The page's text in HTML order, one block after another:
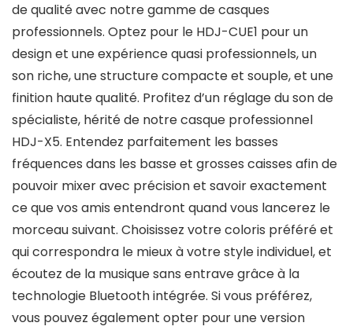
de qualité avec notre gamme de casques
professionnels. Optez pour le HDJ-CUE1 pour un
design et une expérience quasi professionnels, un
son riche, une structure compacte et souple, et une
finition haute qualité. Profitez d’un réglage du son de
spécialiste, hérité de notre casque professionnel
HDJ-X5. Entendez parfaitement les basses
fréquences dans les basse et grosses caisses afin de
pouvoir mixer avec précision et savoir exactement
ce que vos amis entendront quand vous lancerez le
morceau suivant. Choisissez votre coloris préféré et
qui correspondra le mieux à votre style individuel, et
écoutez de la musique sans entrave grâce à la
technologie Bluetooth intégrée. Si vous préférez,
vous pouvez également opter pour une version